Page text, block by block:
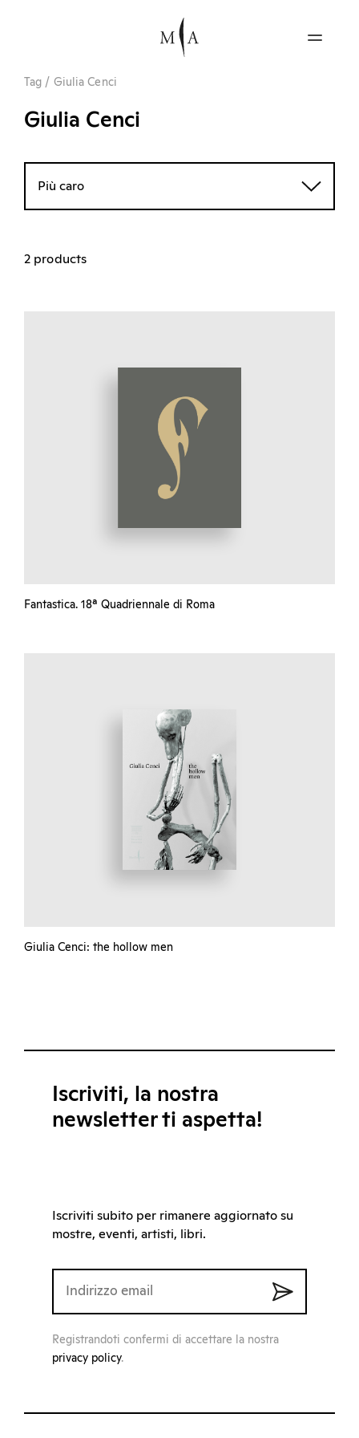
Tag / Giulia Cenci
Giulia Cenci
Più caro
2 products
Fantastica. 18ª Quadriennale di Roma
Giulia Cenci: the hollow men
Iscriviti, la nostra
newsletter ti aspetta!
Iscriviti subito per rimanere aggiornato su
mostre, eventi, artisti, libri.
Registrandoti confermi di accettare la nostra
privacy policy.